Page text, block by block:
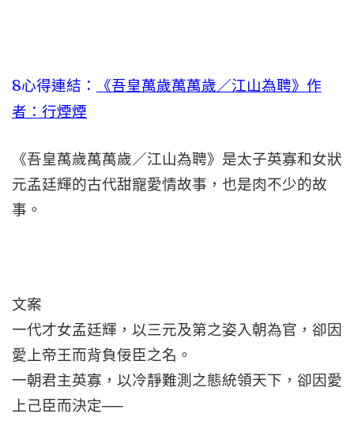
8心得連結：
《吾皇萬歲萬萬歲／江山為聘》作
者：行煙煙
《吾皇萬歲萬萬歲／江山為聘》是太子英寡和女狀
元孟廷輝的古代甜寵愛情故事，也是肉不少的故
事。
文案
一代才女孟廷輝，以三元及第之姿入朝為官，卻因
愛上帝王而背負佞臣之名。
一朝君主英寡，以冷靜難測之態統領天下，卻因愛
上己臣而決定──